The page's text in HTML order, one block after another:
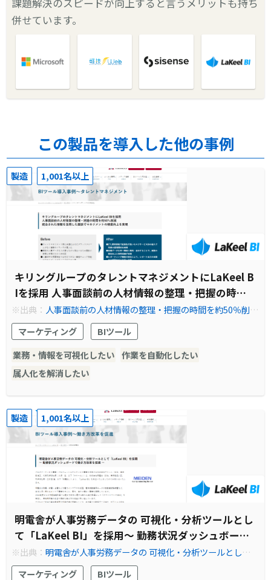
課題解決のスピードが向上すると言うメリットも持ち
併せています。
この製品を導入した他の事例
製造 1,001名以上
キリングループのタレントマネジメントにLaKeel B
Iを採用 人事面談前の人材情報の整理・把握の時間
を約50％削減 統合された情報を活用した面談でマネ
ジメントの精度向上を実現
※出典： 人事面談前の人材情報の整理・把握の時間を約50％削減
統合された情報を活用した面談でマネジメントの精度向上を実現
｜セルフサービスBI－LaKeel BI
マーケティング
BIツール
業務・情報を可視化したい 作業を自動化したい
属人化を解消したい
製造 1,001名以上
明電舎が人事労務データの 可視化・分析ツールとし
て「LaKeel BI」を採用～ 勤務状況ダッシュボード
で働き方改革を促進 ～
※出典：明電舎が人事労務データの 可視化・分析ツールとして
「LaKeel BI」を採用 ～ 勤務状況ダッシュボードで働き方改革を
マーケティング BIツール